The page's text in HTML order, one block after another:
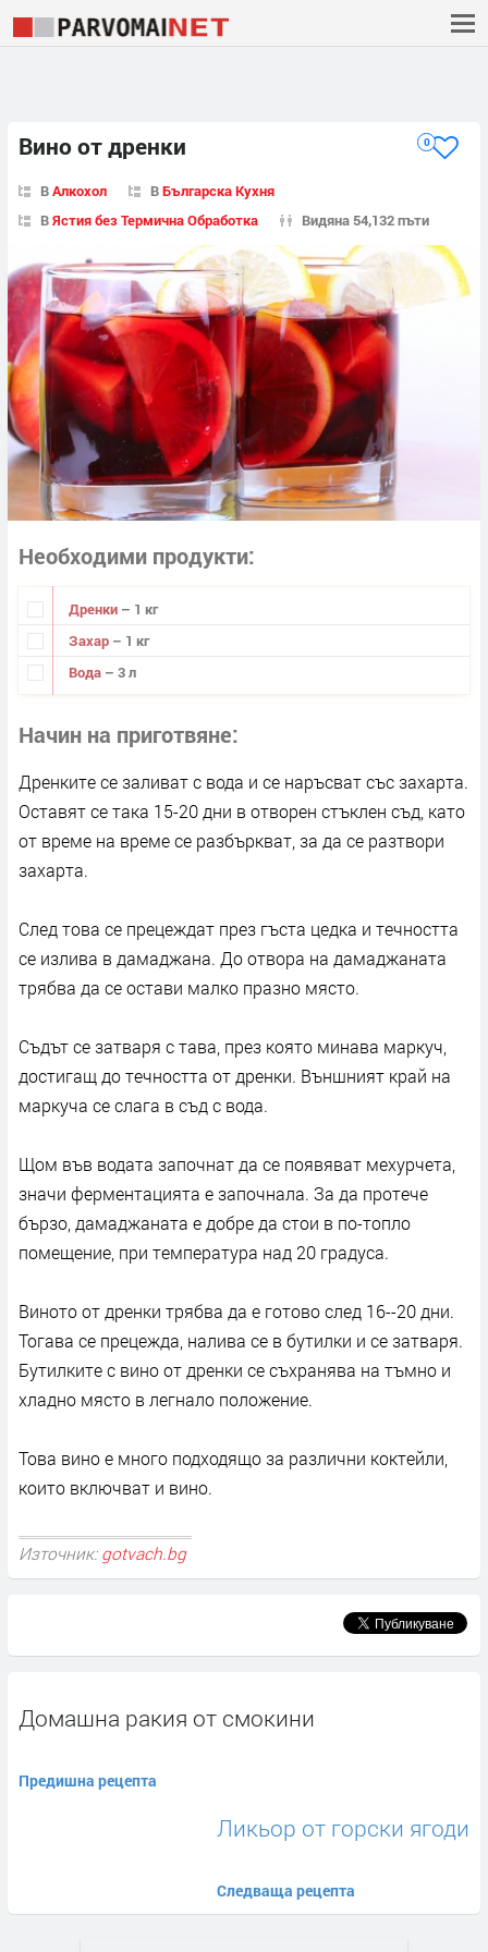
Вино от дренки 0
ВАлкохол ВБългарска Кухня
ВЯстия без Термична Обработка Видяна 54,132 пъти
Необходими продукти
Дренки – 1 кг
Захар – 1 кг
Вода – 3 л
Начин на приготвяне
Дренките се заливат с вода и се наръсват със захарта.
Оставят се така 15-20 дни в отворен стъклен съд, като
от време на време се разбъркват, за да се разтвори
захарта.
След това се прецеждат през гъста цедка и течността
се излива в дамаджана. До отвора на дамаджаната
трябва да се остави малко празно място.
Съдът се затваря с тава, през която минава маркуч,
достигащ до течността от дренки. Външният край на
маркуча се слага в съд с вода.
Щом във водата започнат да се появяват мехурчета,
значи ферментацията е започнала. За да протече
бързо, дамаджаната е добре да стои в по-топло
помещение, при температура над 20 градуса.
Виното от дренки трябва да е готово след 16--20 дни.
Тогава се прецежда, налива се в бутилки и се затваря.
Бутилките с вино от дренки се съхранява на тъмно и
хладно място в легнало положение.
Това вино е много подходящо за различни коктейли,
които включват и вино.
Източник: gotvach.bg
Домашна ракия от смокини
Предишна рецепта
Ликьор от горски ягоди
Следваща рецепта